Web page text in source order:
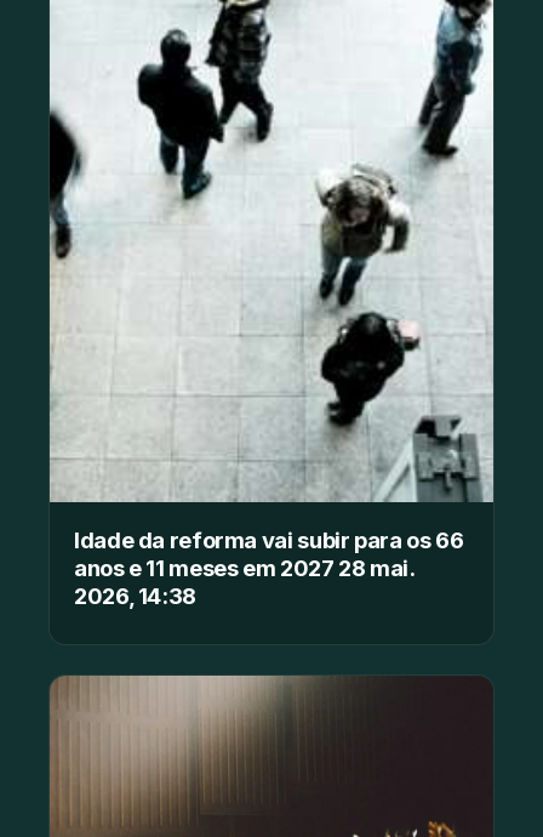
Idade da reforma vai subir para os 66
anos e 11 meses em 2027 28 mai.
2026, 14:38